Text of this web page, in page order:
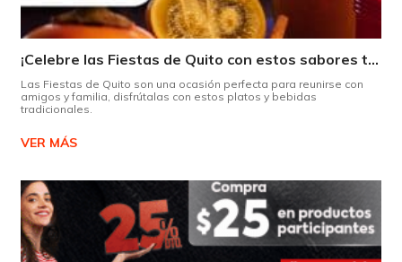
¡Celebre las Fiestas de Quito con estos sabores típicos!
Las Fiestas de Quito son una ocasión perfecta para reunirse con
amigos y familia, disfrútalas con estos platos y bebidas
tradicionales.
VER MÁS